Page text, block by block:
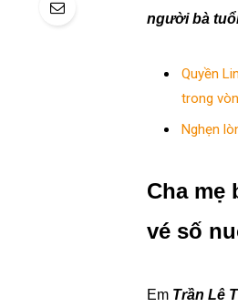
người bà
Quyền
trong
Nghẹn
Cha mẹ
vé số
Em Trần Lê